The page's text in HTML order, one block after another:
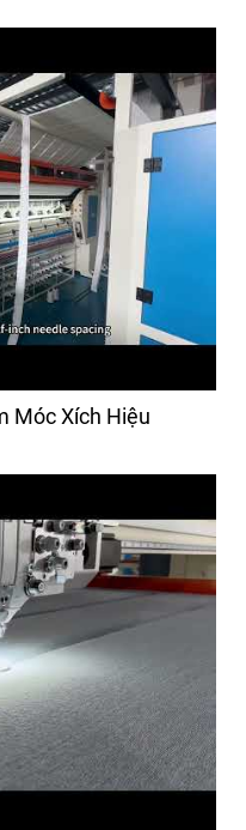
Móc Xích Hiệu